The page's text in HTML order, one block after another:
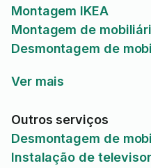
Montagem IKEA
Montagem de
Desmontagem de
Ver mais
Outros serviços
Desmontagem de
Instalação de televisor